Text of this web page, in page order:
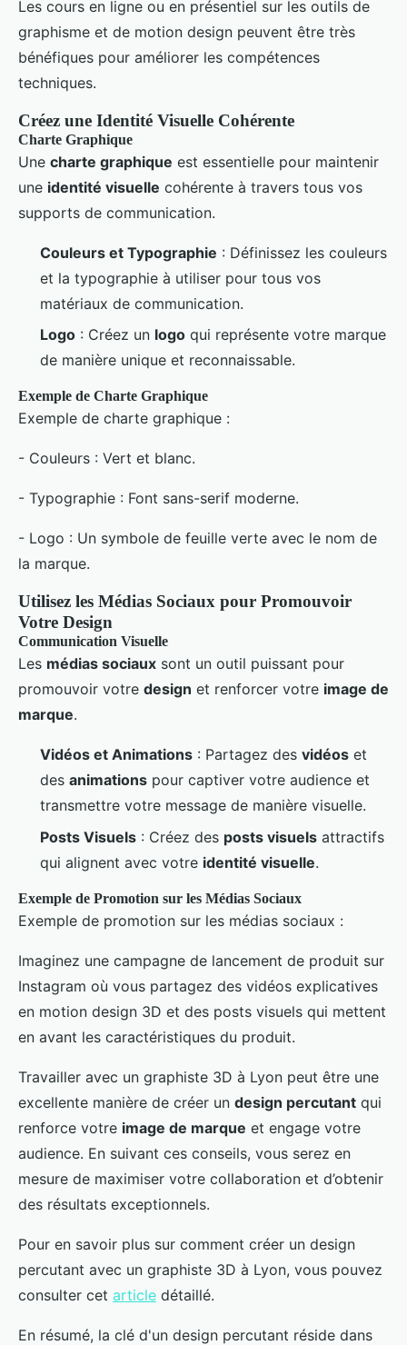
Les cours en ligne ou en présentiel sur les outils de
graphisme et de motion design peuvent être très
bénéfiques pour améliorer les compétences
techniques.
Créez une Identité Visuelle Cohérente
Charte Graphique
Une charte graphique est essentielle pour maintenir
une identité visuelle cohérente à travers tous vos
supports de communication.
Couleurs et Typographie : Définissez les couleurs
et la typographie à utiliser pour tous vos
matériaux de communication.
Logo : Créez un logo qui représente votre marque
de manière unique et reconnaissable.
Exemple de Charte Graphique
Exemple de charte graphique :
- Couleurs : Vert et blanc.
- Typographie : Font sans-serif moderne.
- Logo : Un symbole de feuille verte avec le nom de
la marque.
Utilisez les Médias Sociaux pour Promouvoir
Votre Design
Communication Visuelle
Les médias sociaux sont un outil puissant pour
promouvoir votre design et renforcer votre image de
marque.
Vidéos et Animations : Partagez des vidéos et
des animations pour captiver votre audience et
transmettre votre message de manière visuelle.
Posts Visuels : Créez des posts visuels attractifs
qui alignent avec votre identité visuelle.
Exemple de Promotion sur les Médias Sociaux
Exemple de promotion sur les médias sociaux :
Imaginez une campagne de lancement de produit sur
Instagram où vous partagez des vidéos explicatives
en motion design 3D et des posts visuels qui mettent
en avant les caractéristiques du produit.
Travailler avec un graphiste 3D à Lyon peut être une
excellente manière de créer un design percutant qui
renforce votre image de marque et engage votre
audience. En suivant ces conseils, vous serez en
mesure de maximiser votre collaboration et d’obtenir
des résultats exceptionnels.
Pour en savoir plus sur comment créer un design
percutant avec un graphiste 3D à Lyon, vous pouvez
consulter cet article détaillé.
En résumé, la clé d'un design percutant réside dans